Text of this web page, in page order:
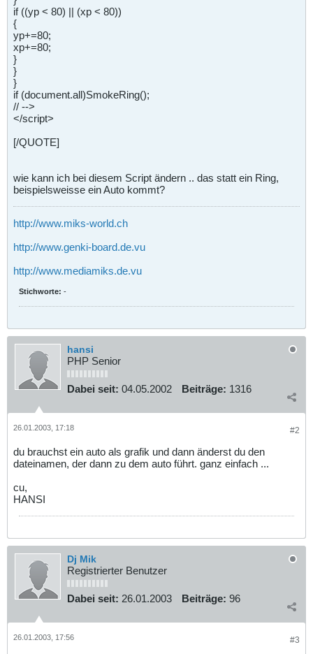
if ((yp < 80) || (xp < 80))
{
yp+=80;
xp+=80;
}
}
}
if (document.all)SmokeRing();
// -->
</script>
[/QUOTE]
wie kann ich bei diesem Script ändern .. das statt ein Ring,
beispielsweisse ein Auto kommt?
http://www.miks-world.ch
http://www.genki-board.de.vu
http://www.mediamiks.de.vu
Stichworte: -
hansi
PHP Senior
Dabei seit: 04.05.2002 Beiträge: 1316
#2
26.01.2003, 17:18
du brauchst ein auto als grafik und dann änderst du den
dateinamen, der dann zu dem auto führt. ganz einfach ...
cu,
HANSI
Dj Mik
Registrierter Benutzer
Dabei seit: 26.01.2003 Beiträge: 96
#3
26.01.2003, 17:56